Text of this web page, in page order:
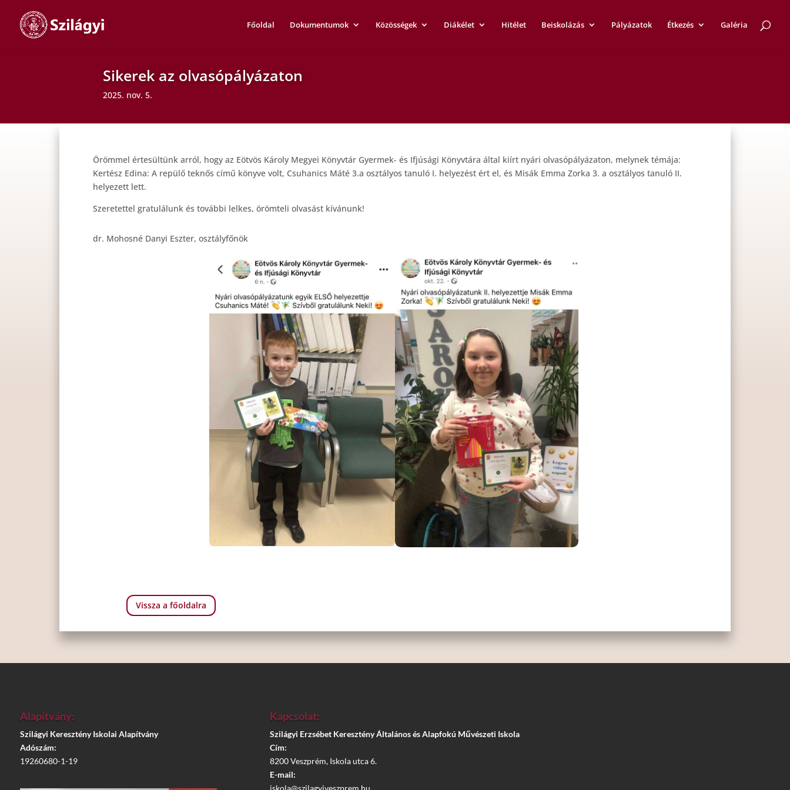
Főoldal Dokumentumok Közösségek Diákélet Hitélet Beiskolázás Pályázatok Étkezés Galéria
Sikerek az olvasópályázaton
2025. nov. 5.
Örömmel értesültünk arról, hogy az Eötvös Károly Megyei Könyvtár Gyermek- és Ifjúsági Könyvtára által kiírt nyári olvasópályázaton, melynek témája:
Kertész Edina: A repülő teknős című könyve volt, Csuhanics Máté 3.a osztályos tanuló I. helyezést ért el, és Misák Emma Zorka 3. a osztályos tanuló II.
helyezett lett.
Szeretettel gratulálunk és további lelkes, örömteli olvasást kívánunk!
dr. Mohosné Danyi Eszter, osztályfőnök
Vissza a főoldalra
Alapítvány:
Szilágyi Keresztény Iskolai Alapítvány
Adószám:
19260680-1-19
Kapcsolat:
Szilágyi Erzsébet Keresztény Általános és Alapfokú Művészeti Iskola
Cím:
8200 Veszprém, Iskola utca 6.
E-mail:
iskola@szilagyiveszprem.hu